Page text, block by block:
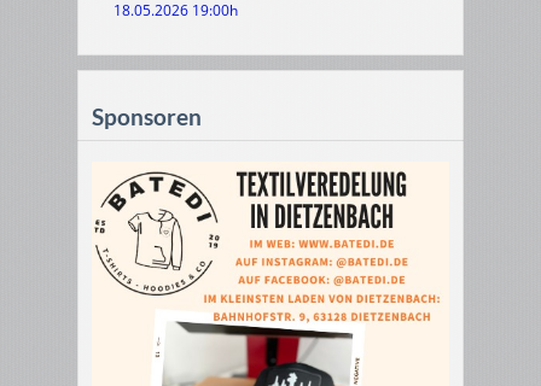
18.05.2026 19:00h
Sponsoren